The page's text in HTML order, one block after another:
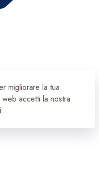
migliorare la tua
accetti la nostra
.